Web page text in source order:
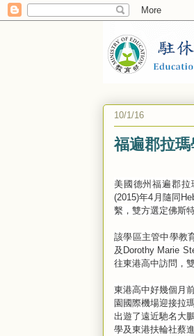
10/1/16
福遍郡拉
美國德州福遍郡
(2015)年4 月隨同
繫，雙方選定佛斯
該學區主管中學教
及 Dorothy Marie
往東港高中訪問，
東港高中好幾個月
園國際機場迎接拉
出遊了遠近馳名大
學及東港扶輪社蔡